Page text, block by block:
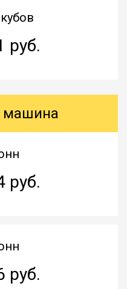
руб.
машина
руб.
руб.